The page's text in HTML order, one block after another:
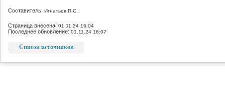
Составитель: Игнатьев П.С.
Страница внесена: 01.11.24 16:04
Последнее обновление: 01.11.24 16:07
Список источников